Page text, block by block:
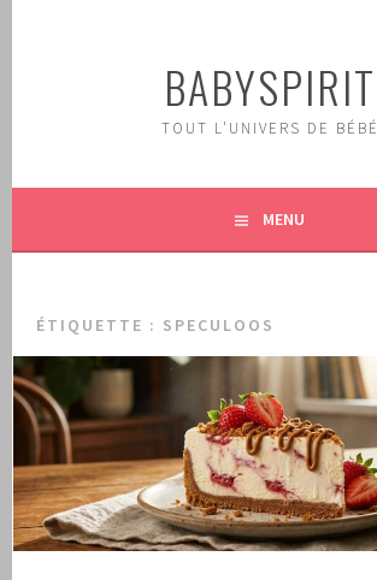
BABYSPIRIT
TOUT L'UNIVERS DE BÉBÉ
MENU
ÉTIQUETTE : SPECULOOS